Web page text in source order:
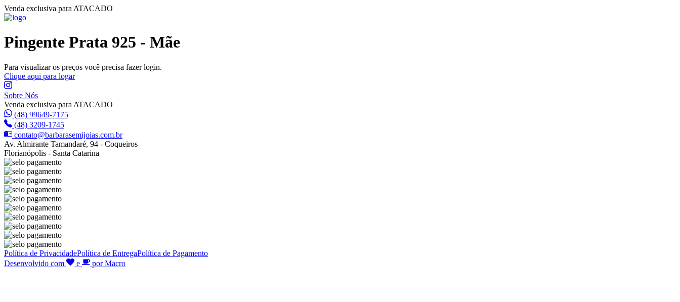
Venda exclusiva para ATACADO
Pingente Prata 925 - Mãe
Para visualizar os preços você precisa fazer login.
Clique aqui para logar
Sobre Nós
Venda exclusiva para ATACADO
(48) 99649-7175
(48) 3209-1745
contato@barbarasemijoias.com.br
Av. Almirante Tamandaré, 94 - Coqueiros
Florianópolis - Santa Catarina
Política de PrivacidadePolítica de EntregaPolítica de Pagamento
Desenvolvido com
e por Macro